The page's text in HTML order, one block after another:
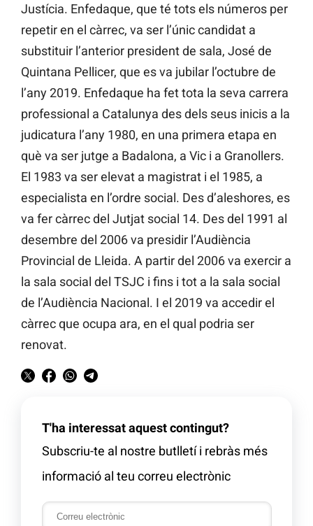
Justícia. Enfedaque, que té tots els números per
repetir en el càrrec, va ser l’únic candidat a
substituir l’anterior president de sala, José de
Quintana Pellicer, que es va jubilar l’octubre de
l’any 2019. Enfedaque ha fet tota la seva carrera
professional a Catalunya des dels seus inicis a la
judicatura l’any 1980, en una primera etapa en
què va ser jutge a Badalona, a Vic i a Granollers.
El 1983 va ser elevat a magistrat i el 1985, a
especialista en l’ordre social. Des d’aleshores, es
va fer càrrec del Jutjat social 14. Des del 1991 al
desembre del 2006 va presidir l’Audiència
Provincial de Lleida. A partir del 2006 va exercir a
la sala social del TSJC i fins i tot a la sala social
de l’Audiència Nacional. I el 2019 va accedir el
càrrec que ocupa ara, en el qual podria ser
renovat.
T'ha interessat aquest contingut?
Subscriu-te al nostre butlletí i rebràs més
informació al teu correu electrònic